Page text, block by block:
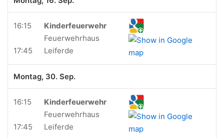
16:15
17:45
Kinderfeuerwehr
Feuerwehrhaus
Leiferde
Montag, 30. Sep.
16:15
17:45
Kinderfeuerwehr
Feuerwehrhaus
Leiferde